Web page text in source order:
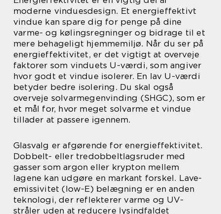
moderne vinduesdesign. Et energieffektivt
vindue kan spare dig for penge på dine
varme- og kølingsregninger og bidrage til et
mere behageligt hjemmemiljø. Når du ser på
energieffektivitet, er det vigtigt at overveje
faktorer som vinduets U-værdi, som angiver
hvor godt et vindue isolerer. En lav U-værdi
betyder bedre isolering. Du skal også
overveje solvarmegenvinding (SHGC), som er
et mål for, hvor meget solvarme et vindue
tillader at passere igennem.
Glasvalg er afgørende for energieffektivitet.
Dobbelt- eller tredobbeltlagsruder med
gasser som argon eller krypton mellem
lagene kan udgøre en markant forskel. Lave-
emissivitet (low-E) belægning er en anden
teknologi, der reflekterer varme og UV-
stråler uden at reducere lysindfaldet